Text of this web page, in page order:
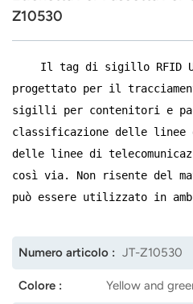
Z10530
Il tag di sigillo RFID
progettato per il
sigilli per contenitori e
classificazione delle
delle linee di
così via. Non risente del
può essere utilizzato in
Numero articolo : JT-Z10530
Colore : Yellow and